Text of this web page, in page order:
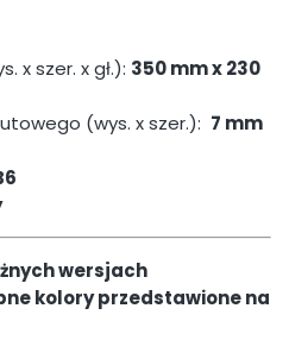
x szer. x gł.): 350 mm x 230
(wys. x szer.): 7 mm
wersjach
kolory przedstawione na